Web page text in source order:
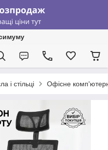
і стільці Офісне